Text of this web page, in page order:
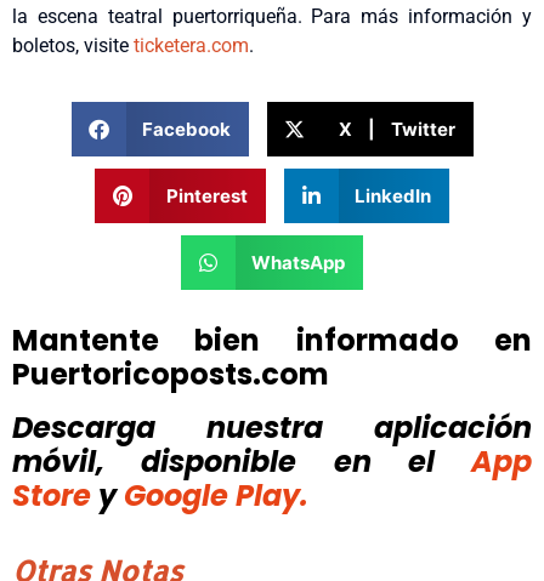
la escena teatral puertorriqueña. Para más información y
boletos, visite ticketera.com.
Facebook X | Twitter
Pinterest LinkedIn
WhatsApp
Mantente bien informado en
Puertoricoposts.com
Descarga nuestra aplicación
móvil, disponible
en el
App
Store y Google Play.
Otras Notas